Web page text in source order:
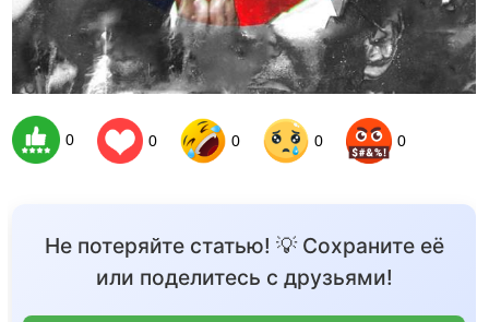
0 0 0 0 0
Не потеряйте статью! 💡 Сохраните её
или поделитесь с друзьями!